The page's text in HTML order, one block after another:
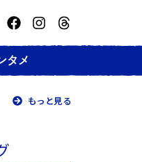
タメ
もっと見る